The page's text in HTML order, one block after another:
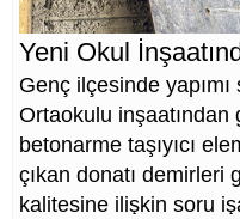
Yeni Okul
Genç ilçesinde
Ortaokulu inşaatından
betonarme taşıyıcı
çıkan donatı demirleri
kalitesine ilişkin soru